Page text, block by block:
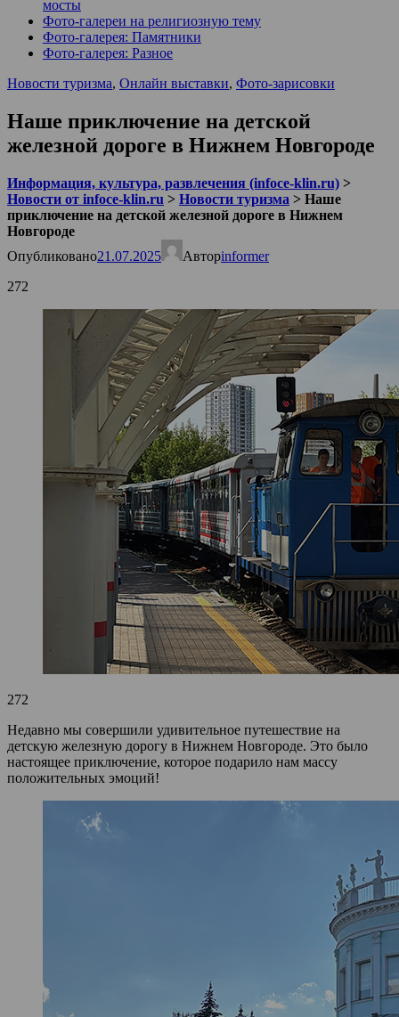
мосты
Фото-галереи на религиозную тему
Фото-галерея: Памятники
Фото-галерея: Разное
Новости туризма, Онлайн выставки, Фото-зарисовки
Наше приключение на детской
железной дороге в Нижнем Новгороде
Информация, культура, развлечения (infoce-klin.ru) >
Новости от infoce-klin.ru > Новости туризма > Наше
приключение на детской железной дороге в Нижнем
Новгороде
Опубликовано21.07.2025 Авторinformer
272
272
Недавно мы совершили удивительное путешествие на
детскую железную дорогу в Нижнем Новгороде. Это было
настоящее приключение, которое подарило нам массу
положительных эмоций!